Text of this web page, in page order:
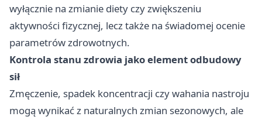
wyłącznie na zmianie diety czy zwiększeniu
aktywności fizycznej, lecz także na świadomej ocenie
parametrów zdrowotnych.
Kontrola stanu zdrowia jako element odbudowy
sił
Zmęczenie, spadek koncentracji czy wahania nastroju
mogą wynikać z naturalnych zmian sezonowych, ale